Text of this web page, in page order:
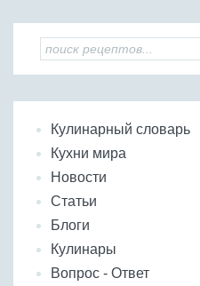
Кулинарный словарь
Кухни мира
Новости
Статьи
Блоги
Кулинары
Вопрос - Ответ